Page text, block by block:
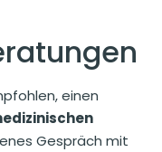
einen
Gespräch mit